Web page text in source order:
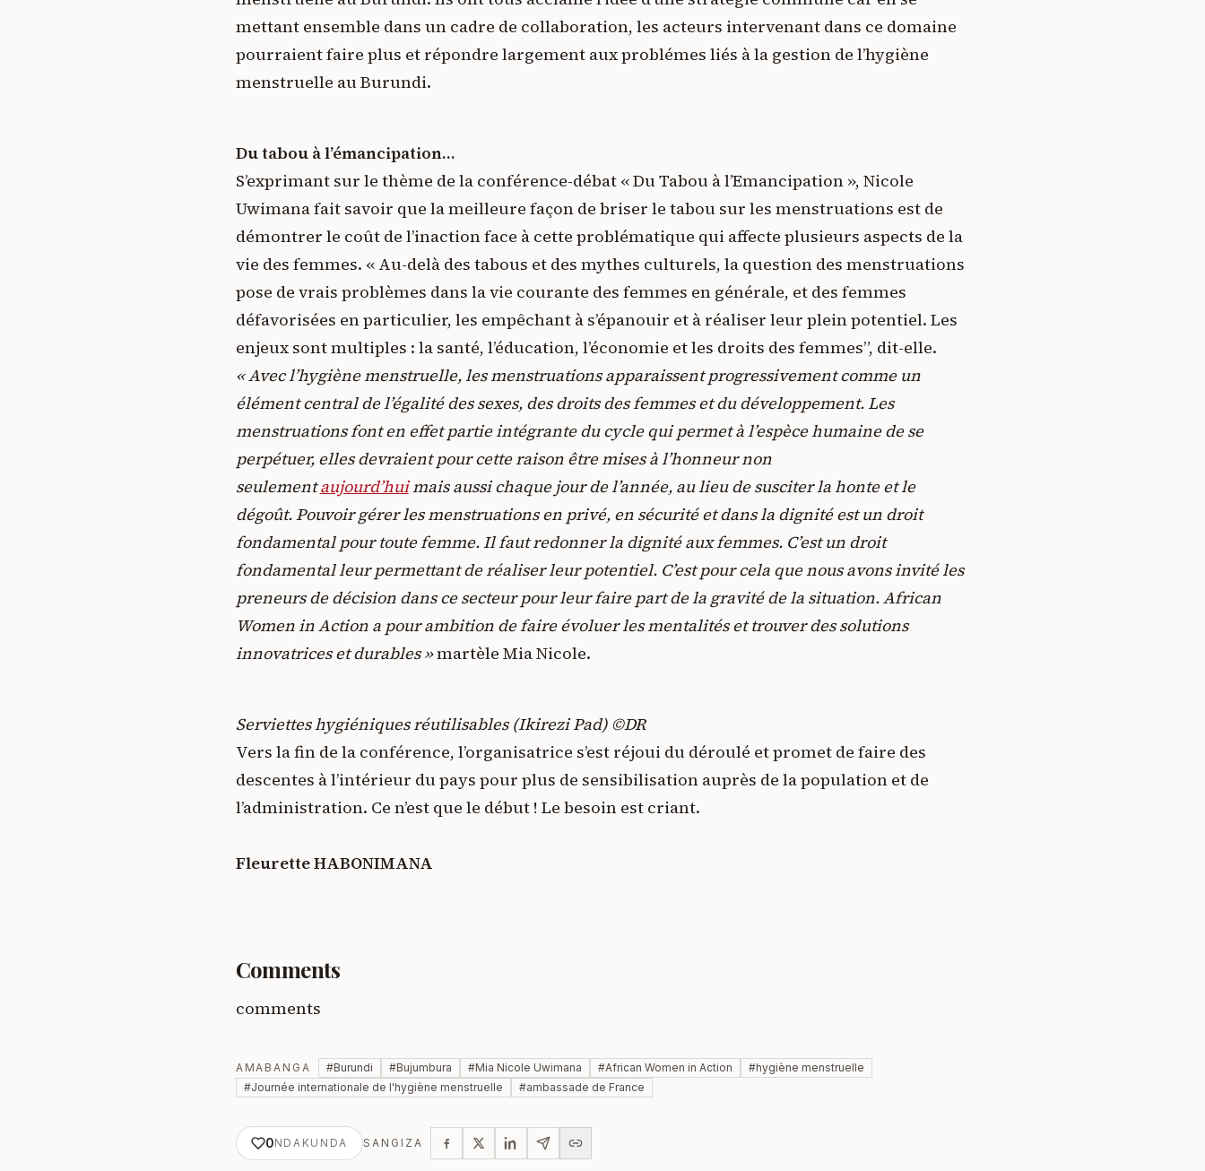
mettant ensemble dans un cadre de collaboration, les acteurs intervenant dans ce domaine
pourraient faire plus et répondre largement aux problémes liés à la gestion de l’hygiène
menstruelle au Burundi.
Du tabou à l’émancipation…
S’exprimant sur le thème de la conférence-débat « Du Tabou à l’Emancipation », Nicole
Uwimana fait savoir que la meilleure façon de briser le tabou sur les menstruations est de
démontrer le coût de l’inaction face à cette problématique qui affecte plusieurs aspects de la
vie des femmes. « Au-delà des tabous et des mythes culturels, la question des menstruations
pose de vrais problèmes dans la vie courante des femmes en générale, et des femmes
défavorisées en particulier, les empêchant à s’épanouir et à réaliser leur plein potentiel. Les
enjeux sont multiples : la santé, l’éducation, l’économie et les droits des femmes”, dit-elle.
« Avec l’hygiène menstruelle, les menstruations apparaissent progressivement comme un
élément central de l’égalité des sexes, des droits des femmes et du développement. Les
menstruations font en effet partie intégrante du cycle qui permet à l’espèce humaine de se
perpétuer, elles devraient pour cette raison être mises à l’honneur non
seulementaujourd’huimais aussi chaque jour de l’année, au lieu de susciter la honte et le
dégoût. Pouvoir gérer les menstruations en privé, en sécurité et dans la dignité est un droit
fondamental pour toute femme. Il faut redonner la dignité aux femmes. C’est un droit
fondamental leur permettant de réaliser leur potentiel. C’est pour cela que nous avons invité les
preneurs de décision dans ce secteur pour leur faire part de la gravité de la situation. African
Women in Action a pour ambition de faire évoluer les mentalités et trouver des solutions
innovatrices et durables »martèle Mia Nicole.
Serviettes hygiéniques réutilisables (Ikirezi Pad) ©DR
Vers la fin de la conférence, l’organisatrice s’est réjoui du déroulé et promet de faire des
descentes à l’intérieur du pays pour plus de sensibilisation auprès de la population et de
l’administration. Ce n’est que le début ! Le besoin est criant.
Fleurette HABONIMANA
Comments
comments
AMABANGA #Burundi #Bujumbura #Mia Nicole Uwimana #African Women in Action #hygiène menstruelle
#Journée internationale de l'hygiène menstruelle #ambassade de France
0NDAKUNDA SANGIZA